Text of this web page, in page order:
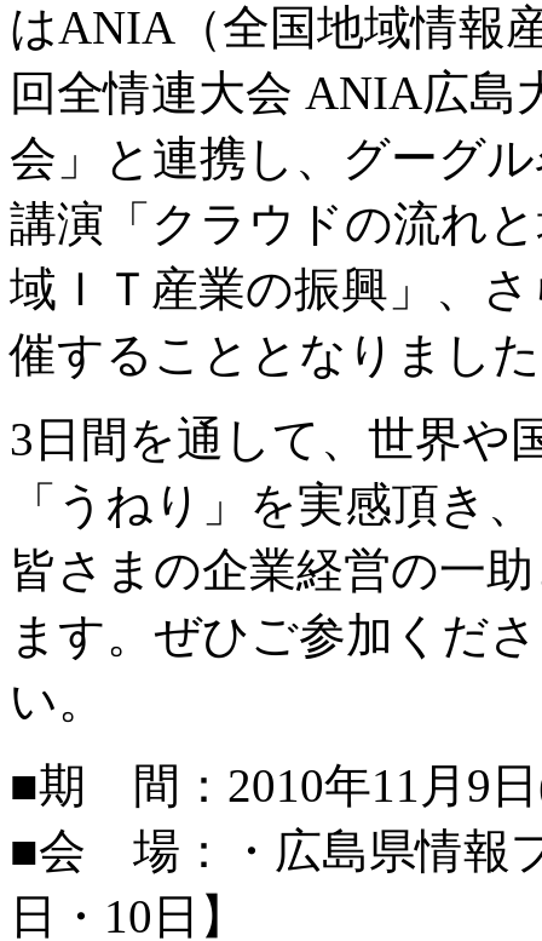
はANIA（全国地域情報
回全情連大会 ANIA広島
会」と連携し、グーグ
講演「クラウドの流れ
域ＩＴ産業の振興」、
催することとなりまし
3日間を通して、世界や
「うねり」を実感頂き、
皆さまの企業経営の一
ます。ぜひご参加くださ
い。
■期 間：2010年11月9
■会 場：・広島県情報
日・10日】